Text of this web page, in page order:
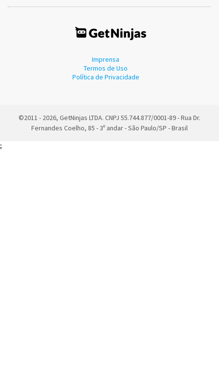
Imprensa
Termos de Uso
Política de Privacidade
©2011 - 2026, GetNinjas LTDA. CNPJ 55.744.877/0001-89 - Rua Dr.
Fernandes Coelho, 85 - 3º andar - São Paulo/SP - Brasil
;